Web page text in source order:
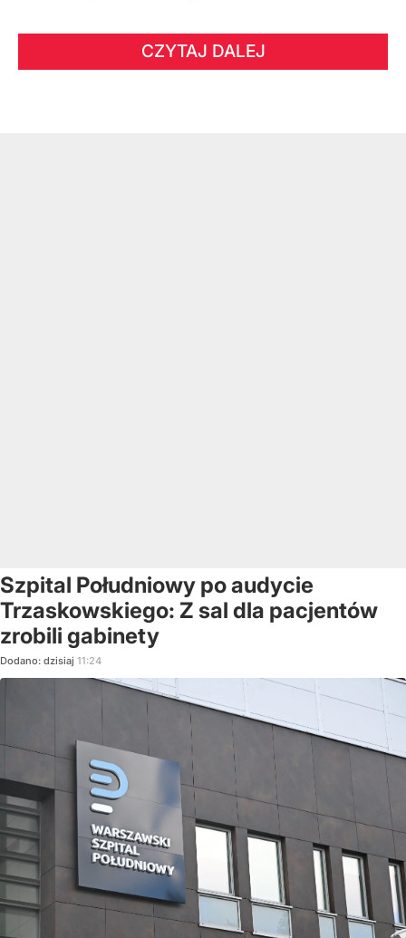
CZYTAJ DALEJ
Szpital Południowy po audycie
Trzaskowskiego: Z sal dla pacjentów
zrobili gabinety
Dodano: dzisiaj 11:24